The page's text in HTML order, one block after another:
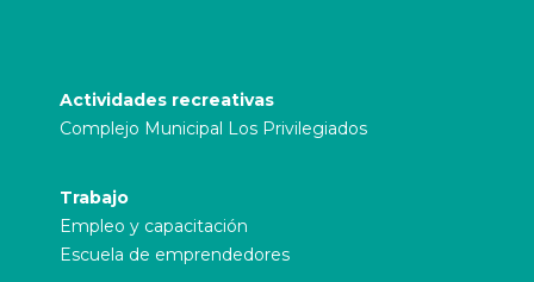
Actividades recreativas
Complejo Municipal Los Privilegiados
Trabajo
Empleo y capacitación
Escuela de emprendedores